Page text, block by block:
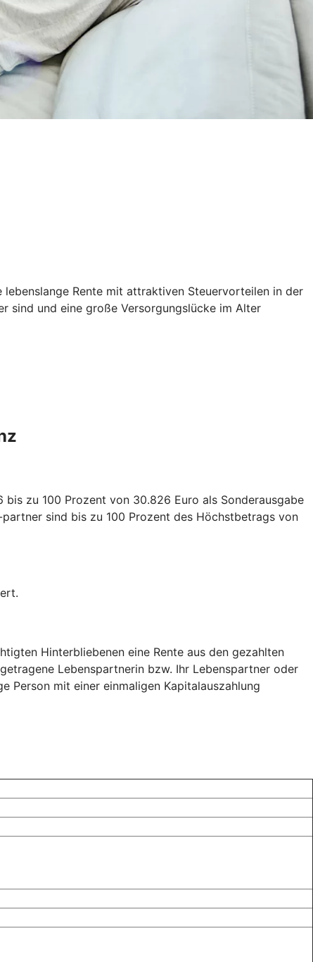
lebenslange Rente mit attraktiven Steuervorteilen in der
sind und eine große Versorgungslücke im Alter
zu 100 Prozent von 30.826 Euro als Sonderausgabe
sind bis zu 100 Prozent des Höchstbetrags von
Hinterbliebenen eine Rente aus den gezahlten
Lebenspartnerin bzw. Ihr Lebenspartner oder
Person mit einer einmaligen Kapitalauszahlung